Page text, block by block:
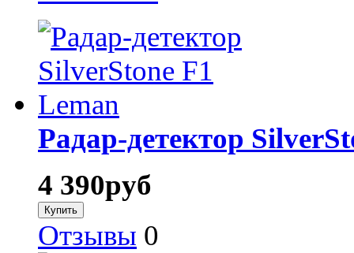
Радар-детектор
4 390руб
Отзывы 0